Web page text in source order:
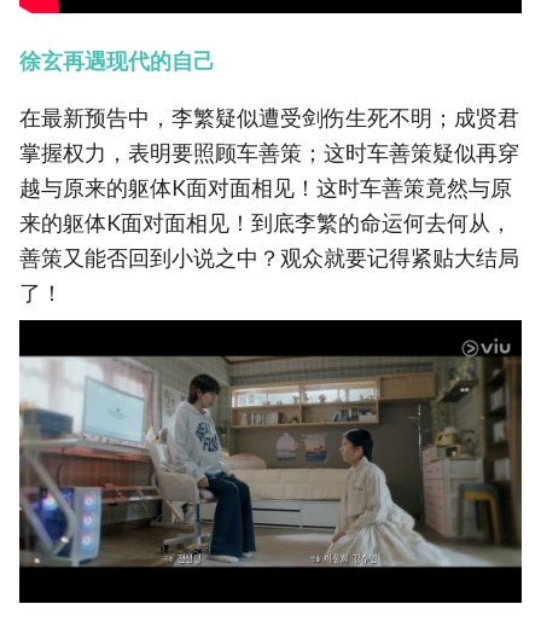
徐玄再遇现代的自己
在最新预告中，李繁疑似遭受剑伤生死不明；成贤君
掌握权力，表明要照顾车善策；这时车善策疑似再穿
越与原来的躯体K面对面相见！这时车善策竟然与原
来的躯体K面对面相见！到底李繁的命运何去何从，
善策又能否回到小说之中？观众就要记得紧贴大结局
了！